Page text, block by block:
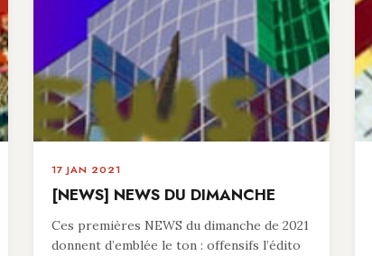
17 JAN 2021
[NEWS] NEWS DU DIMANCHE
Ces premières NEWS du dimanche de 2021
donnent d’emblée le ton : offensifs l’édito